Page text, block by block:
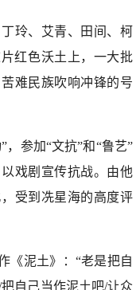
玲、艾青、田间、柯
红色沃土上，一大批
难民族吹响冲锋的号
参加“文抗”和“鲁艺”
戏剧宣传抗战。由他
受到冼星海的高度评
《泥土》：“老是把自
自己当作泥土吧/让众